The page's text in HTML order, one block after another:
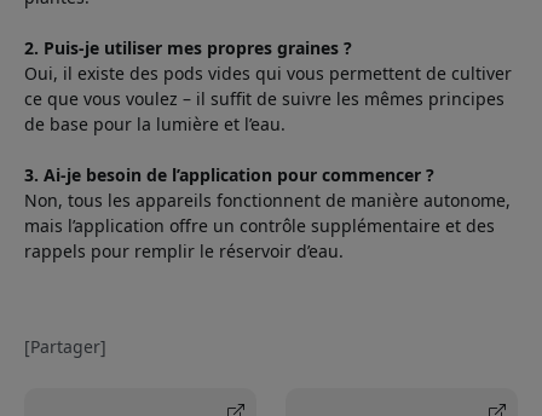
2. Puis-je utiliser mes propres graines ?
Oui, il existe des pods vides qui vous permettent de cultiver
ce que vous voulez – il suffit de suivre les mêmes principes
de base pour la lumière et l’eau.
3. Ai-je besoin de l’application pour commencer ?
Non, tous les appareils fonctionnent de manière autonome,
mais l’application offre un contrôle supplémentaire et des
rappels pour remplir le réservoir d’eau.
[Partager]